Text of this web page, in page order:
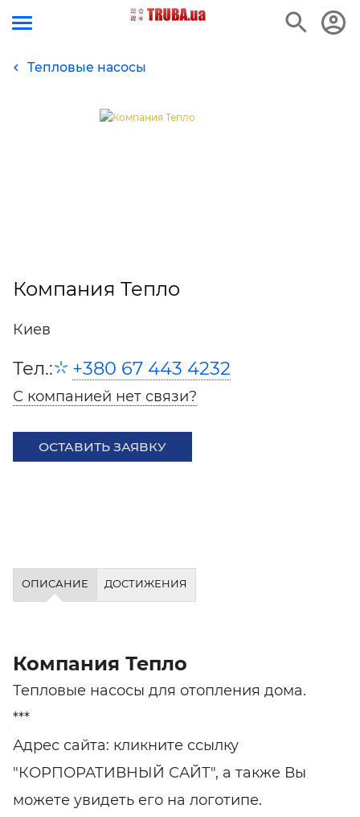
Тепловые насосы
Компания Тепло
Киев
Тел.: +380 67 443 4232
С компанией нет связи?
ОСТАВИТЬ ЗАЯВКУ
ОПИСАНИЕ ДОСТИЖЕНИЯ
Компания Тепло
Тепловые насосы для отопления дома.
***
Адрес сайта: кликните ссылку
"КОРПОРАТИВНЫЙ САЙТ", а также Вы
можете увидеть его на логотипе.